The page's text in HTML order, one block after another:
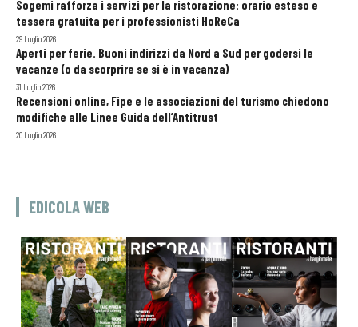
Sogemi rafforza i servizi per la ristorazione: orario esteso e
tessera gratuita per i professionisti HoReCa
29 Luglio 2026
Aperti per ferie. Buoni indirizzi da Nord a Sud per godersi le
vacanze (o da scorprire se si è in vacanza)
31 Luglio 2026
Recensioni online, Fipe e le associazioni del turismo chiedono
modifiche alle Linee Guida dell’Antitrust
20 Luglio 2026
EDICOLA WEB